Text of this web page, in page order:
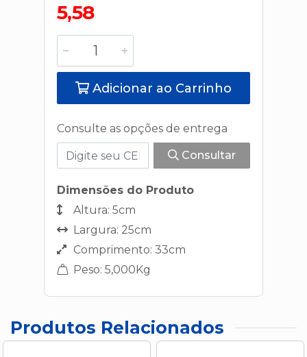
5,58
Adicionar ao Carrinho
Consulte as opções de entrega
Consultar
Dimensões do Produto
Altura: 5cm
Largura: 25cm
Comprimento: 33cm
Peso: 5,000Kg
Produtos Relacionados